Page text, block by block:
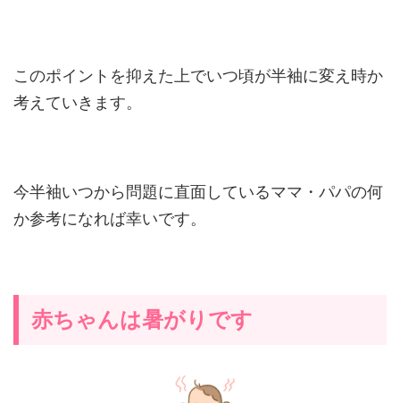
このポイントを抑えた上でいつ頃が半袖に変え時か
考えていきます。
今半袖いつから問題に直面しているママ・パパの何
か参考になれば幸いです。
赤ちゃんは暑がりです